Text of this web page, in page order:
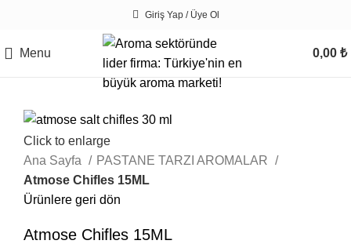
Giriş Yap / Üye Ol
Menu 0,00 ₺
Click to enlarge
Ana Sayfa
PASTANE TARZI AROMALAR
Atmose Chifles 15ML
Ürünlere geri dön
Atmose Chifles 15ML